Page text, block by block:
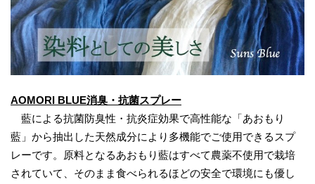
AOMORI BLUE消臭・抗菌スプレー
藍による抗菌防臭性・抗炎症効果で高性能な「あおもり
藍」から抽出した天然成分により多機能でご使用できるスプ
レーです。原料となるあおもり藍はすべて農薬不使用で栽培
されていて、そのまま食べられるほどの安全で環境にも優し